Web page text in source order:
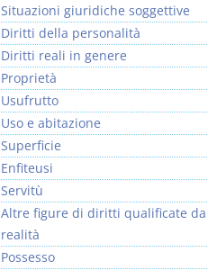
Situazioni giuridiche soggettive
Diritti della personalità
Diritti reali in genere
Proprietà
Usufrutto
Uso e abitazione
Superficie
Enfiteusi
Servitù
Altre figure di diritti qualificate da
realità
Possesso